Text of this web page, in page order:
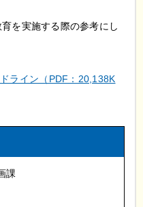
を実施する際の参考にし
ライン（PDF：20,138K
課